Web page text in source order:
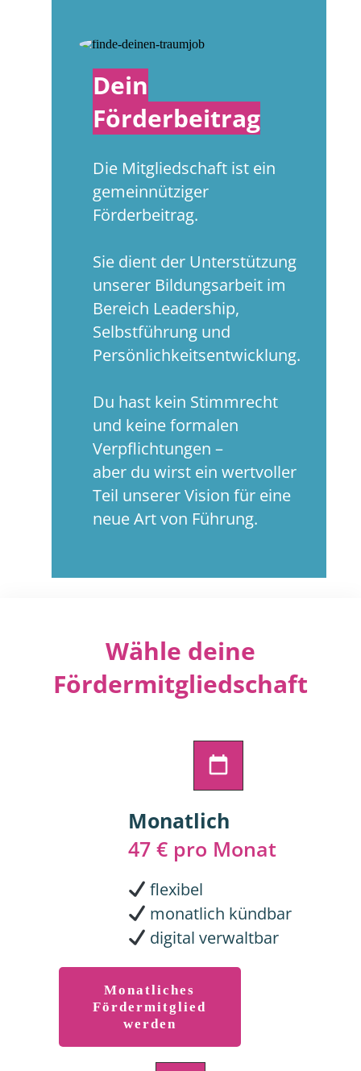
Dein
Förderbeitrag
Die Mitgliedschaft ist ein
gemeinnütziger
Förderbeitrag.
Sie dient der Unterstützung
unserer Bildungsarbeit im
Bereich Leadership,
Selbstführung und
Persönlichkeitsentwicklung.
Du hast kein Stimmrecht
und keine formalen
Verpflichtungen –
aber du wirst ein wertvoller
Teil unserer Vision für eine
neue Art von Führung.
Wähle deine
Fördermitgliedschaft
Monatlich
47 € pro Monat
flexibel
monatlich kündbar
digital verwaltbar
Monatliches
Fördermitglied
werden